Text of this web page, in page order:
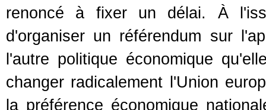
renoncé à fixer un délai. À
d'organiser un référendum sur
l'autre politique économique
changer radicalement l'Union
la préférence économique